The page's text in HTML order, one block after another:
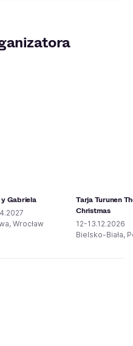
Gabriela
Wrocław
Tarja Turunen
Christmas
12-13.12.2026
Bielsko-Biała,